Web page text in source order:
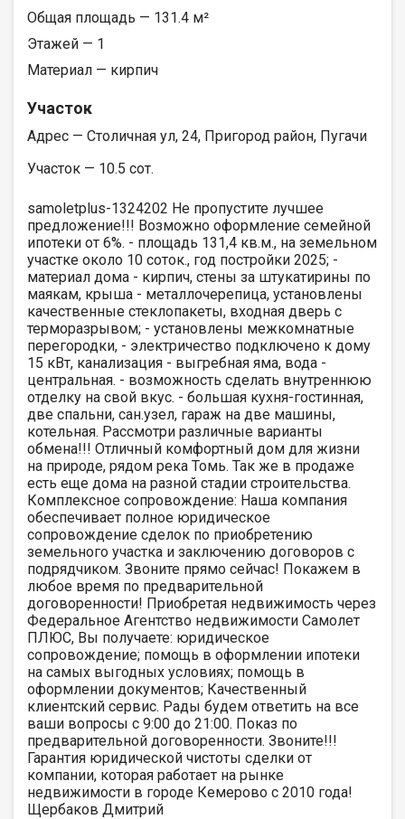
Общая площадь — 131.4 м²
Этажей — 1
Материал — кирпич
Участок
Адрес — Столичная ул, 24, Пригород район, Пугачи
Участок — 10.5 сот.
samoletplus-1324202 Не пропустите лучшее
предложение!!! Возможно оформление семейной
ипотеки от 6%. - площадь 131,4 кв.м., на земельном
участке около 10 соток., год постройки 2025; -
материал дома - кирпич, стены за штукатирины по
маякам, крыша - металлочерепица, установлены
качественные стеклопакеты, входная дверь с
терморазрывом; - установлены межкомнатные
перегородки, - электричество подключено к дому
15 кВт, канализация - выгребная яма, вода -
центральная. - возможность сделать внутреннюю
отделку на свой вкус. - большая кухня-гостинная,
две спальни, сан.узел, гараж на две машины,
котельная. Рассмотри различные варианты
обмена!!! Отличный комфортный дом для жизни
на природе, рядом река Томь. Так же в продаже
есть еще дома на разной стадии строительства.
Комплексное сопровождение: Наша компания
обеспечивает полное юридическое
сопровождение сделок по приобретению
земельного участка и заключению договоров с
подрядчиком. Звоните прямо сейчас! Покажем в
любое время по предварительной
договоренности! Приобретая недвижимость через
Федеральное Агентство недвижимости Самолет
ПЛЮС, Вы получаете: юридическое
сопровождение; помощь в оформлении ипотеки
на самых выгодных условиях; помощь в
оформлении документов; Качественный
клиентский сервис. Рады будем ответить на все
ваши вопросы с 9:00 до 21:00​. Показ по
предварительной договоренности. Звоните!!!
Гарантия юридической чистоты сделки от
компании, которая работает на рынке
недвижимости в городе Кемерово с 2010 года!
Щербаков Дмитрий